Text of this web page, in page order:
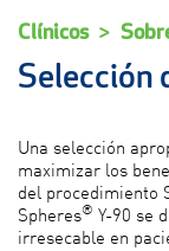
Clínicos
Selección
Una selección
maximizar los
del procedimiento
Spheres® Y-90 se
irresecable en